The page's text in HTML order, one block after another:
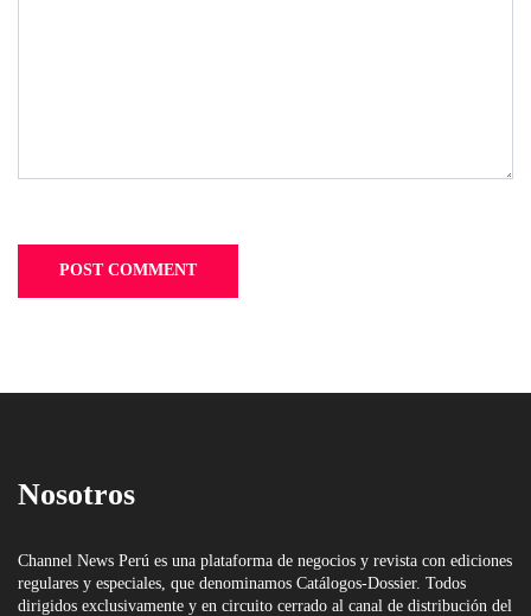
Nosotros
Channel News Perú es una plataforma de negocios y revista con ediciones
regulares y especiales, que denominamos Catálogos-Dossier. Todos
dirigidos exclusivamente y en circuito cerrado al canal de distribución del